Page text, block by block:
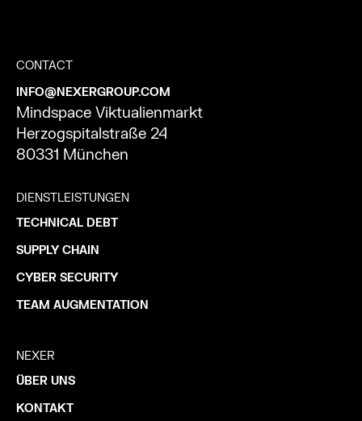
CONTACT
INFO@NEXERGROUP.COM
Mindspace Viktualienmarkt
Herzogspitalstraße 24
80331 München
DIENSTLEISTUNGEN
TECHNICAL DEBT
SUPPLY CHAIN
CYBER SECURITY
TEAM AUGMENTATION
NEXER
ÜBER UNS
KONTAKT